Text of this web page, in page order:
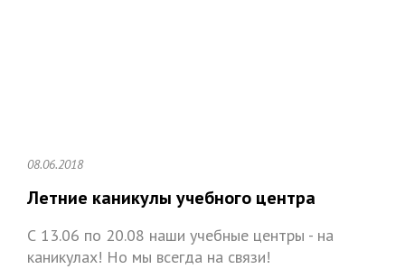
08.06.2018
Летние каникулы учебного центра
С 13.06 по 20.08 наши учебные центры - на
каникулах! Но мы всегда на связи!